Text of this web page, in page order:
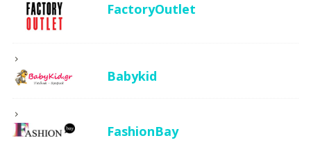
FactoryOutlet
Babykid
FashionBay